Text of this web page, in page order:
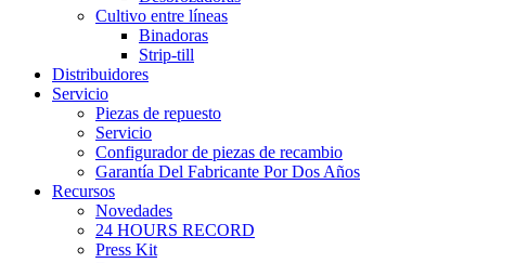
Cultivo entre líneas
Binadoras
Strip-till
Distribuidores
Servicio
Piezas de repuesto
Servicio
Configurador de piezas de recambio
Garantía Del Fabricante Por Dos Años
Recursos
Novedades
24 HOURS RECORD
Press Kit